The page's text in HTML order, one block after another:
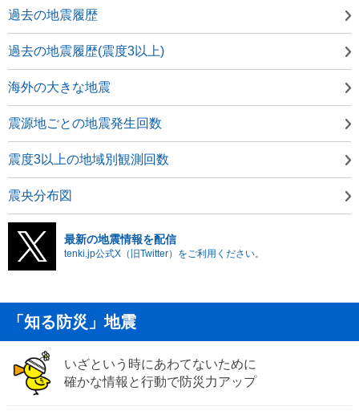
過去の地震履歴
過去の地震履歴(震度3以上)
海外の大きな地震
震源地ごとの地震発生回数
震度3以上の地域別観測回数
震央分布図
最新の地震情報を配信
tenki.jp公式X（旧Twitter）をご利用ください。
「知る防災」地震
いざという時にあわてないために
確かな情報と行動で防災力アップ